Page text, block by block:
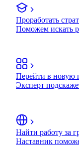
Проработать
Поможем искать
Перейти в новую
Эксперт
Найти работу за
Наставник